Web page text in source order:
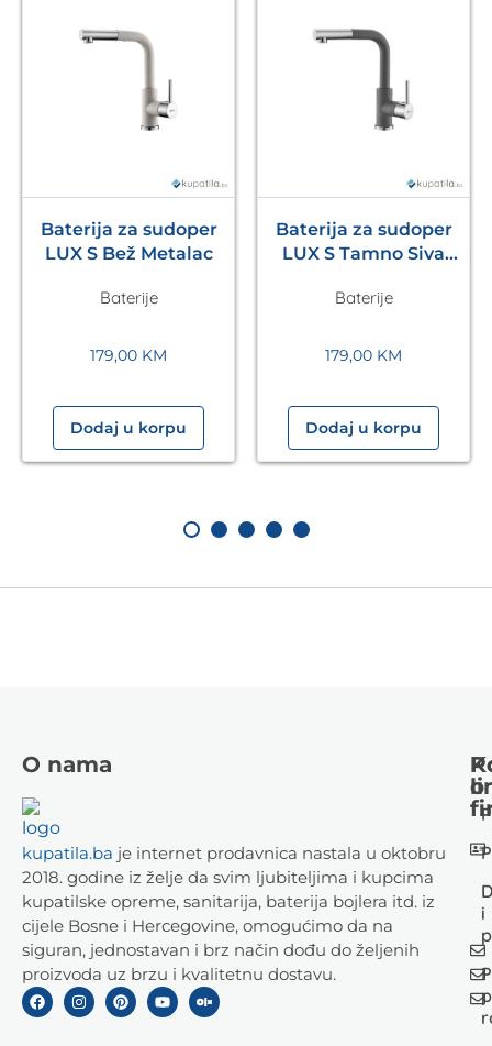
Baterija za sudoper
LUX S Bež Metalac
Baterije
179,00 KM
Dodaj u korpu
Baterija za sudoper
LUX S Tamno Siva
Baterije
179,00 KM
Dodaj u korpu
O nama
kupatila.ba je internet prodavnica nastala u oktobru
2018. godine iz želje da svim ljubiteljima i kupcima
kupatilske opreme, sanitarija, baterija bojlera itd. iz
cijele Bosne i Hercegovine, omogućimo da na
siguran, jednostavan i brz način dođu do željenih
proizvoda uz brzu i kvalitetnu dostavu.
i
o